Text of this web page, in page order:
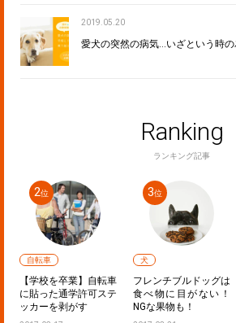
2019.05.20
愛犬の突然の病気…いざという時
Ranking
ランキング記事
自転車
【学校を卒業】自転車
に貼った通学許可ステ
ッカーを剥がす
犬
フレンチブルドッグは
食べ物に目がない！
NGな果物も！